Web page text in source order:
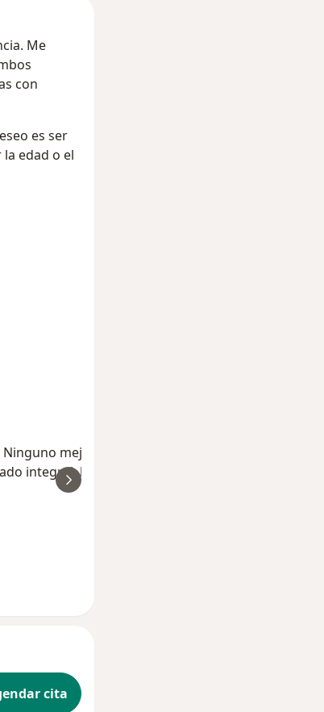
Me
con
es ser
edad o el
mejor hasta ahora en mi
integral, humano y certero! Mi
increible. Gracias!
cita